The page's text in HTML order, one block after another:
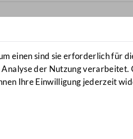
einen sind sie erforderlich für
der Nutzung verarbeitet.
Ihre Einwilligung jederzeit
§43 StVo